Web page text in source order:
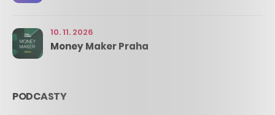
10. 11. 2026
Money Maker Praha
PODCASTY